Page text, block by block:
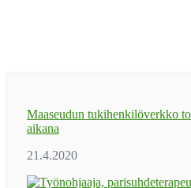
Maaseudun tukihenkilöverkko
aikana